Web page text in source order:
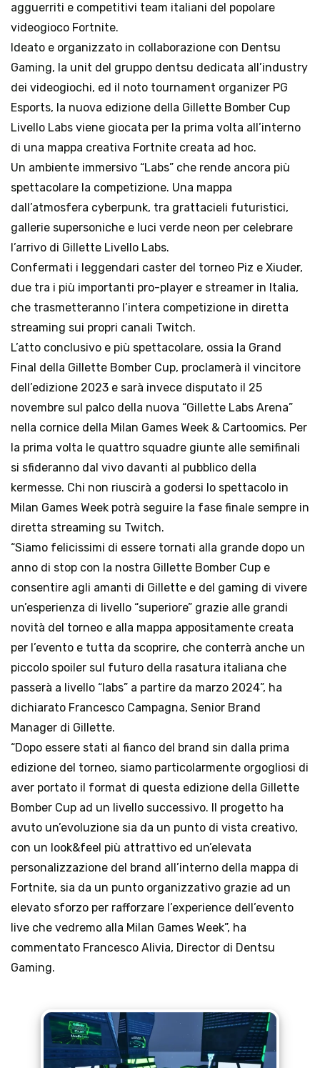
agguerriti e competitivi team italiani del popolare
videogioco Fortnite.
Ideato e organizzato in collaborazione con Dentsu
Gaming, la unit del gruppo dentsu dedicata all’industry
dei videogiochi, ed il noto tournament organizer PG
Esports, la nuova edizione della Gillette Bomber Cup
Livello Labs viene giocata per la prima volta all’interno
di una mappa creativa Fortnite creata ad hoc.
Un ambiente immersivo “Labs” che rende ancora più
spettacolare la competizione. Una mappa
dall’atmosfera cyberpunk, tra grattacieli futuristici,
gallerie supersoniche e luci verde neon per celebrare
l’arrivo di Gillette Livello Labs.
Confermati i leggendari caster del torneo Piz e Xiuder,
due tra i più importanti pro-player e streamer in Italia,
che trasmetteranno l’intera competizione in diretta
streaming sui propri canali Twitch.
L’atto conclusivo e più spettacolare, ossia la Grand
Final della Gillette Bomber Cup, proclamerà il vincitore
dell’edizione 2023 e sarà invece disputato il 25
novembre sul palco della nuova “Gillette Labs Arena”
nella cornice della Milan Games Week & Cartoomics. Per
la prima volta le quattro squadre giunte alle semifinali
si sfideranno dal vivo davanti al pubblico della
kermesse. Chi non riuscirà a godersi lo spettacolo in
Milan Games Week potrà seguire la fase finale sempre in
diretta streaming su Twitch.
“Siamo felicissimi di essere tornati alla grande dopo un
anno di stop con la nostra Gillette Bomber Cup e
consentire agli amanti di Gillette e del gaming di vivere
un’esperienza di livello “superiore” grazie alle grandi
novità del torneo e alla mappa appositamente creata
per l’evento e tutta da scoprire, che conterrà anche un
piccolo spoiler sul futuro della rasatura italiana che
passerà a livello “labs” a partire da marzo 2024”, ha
dichiarato Francesco Campagna, Senior Brand
Manager di Gillette.
“Dopo essere stati al fianco del brand sin dalla prima
edizione del torneo, siamo particolarmente orgogliosi di
aver portato il format di questa edizione della Gillette
Bomber Cup ad un livello successivo. Il progetto ha
avuto un’evoluzione sia da un punto di vista creativo,
con un look&feel più attrattivo ed un’elevata
personalizzazione del brand all’interno della mappa di
Fortnite, sia da un punto organizzativo grazie ad un
elevato sforzo per rafforzare l’experience dell’evento
live che vedremo alla Milan Games Week”, ha
commentato Francesco Alivia, Director di Dentsu
Gaming.